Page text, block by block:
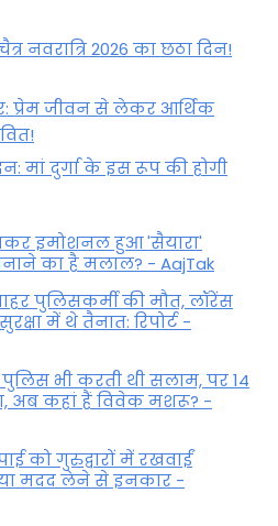
नवरात्रि 2026 का छठा दिन!
प्रेम जीवन से लेकर आर्थिक
मां दुर्गा के इस रूप की होगी
इमोशनल हुआ 'सैयारा'
का है मलाल? - AajTak
पुलिसकर्मी की मौत, लॉरेंस
में थे तैनात: रिपोर्ट -
पुलिस भी करती थी सलाम, पर 14
अब कहां हैं विवेक मशरू? -
को गुरुद्वारों में रखवाईं
मदद लेने से इनकार -